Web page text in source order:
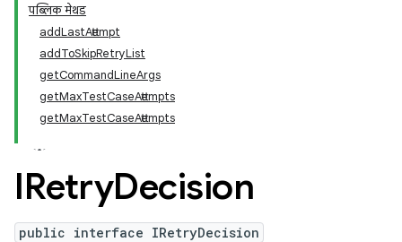
पब्लिक मेथड
addLastAttempt
addToSkipRetryList
getCommandLineArgs
getMaxTestCaseAttempts
getMaxTestCaseAttempts
IRetryDecision
public interface IRetryDecision